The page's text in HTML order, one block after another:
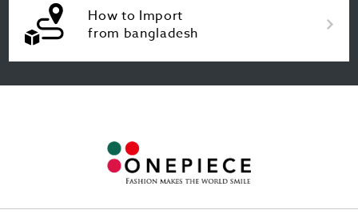
How to Import
from bangladesh